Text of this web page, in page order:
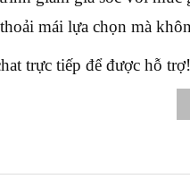
mái lựa chọn mà
trực tiếp để được hỗ trợ!